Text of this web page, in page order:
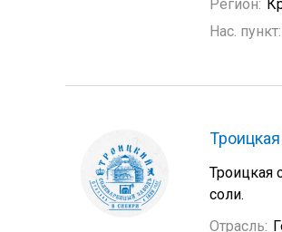
Регион:
Нас. пункт:
Троицкая
соли.
Отрасль: